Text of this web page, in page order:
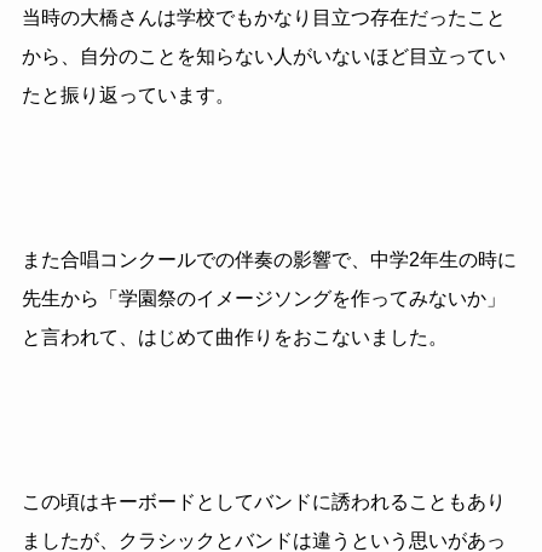
当時の大橋さんは学校でもかなり目立つ存在だったこと
から、自分のことを知らない人がいないほど目立ってい
たと振り返っています。
また合唱コンクールでの伴奏の影響で、中学2年生の時に
先生から「学園祭のイメージソングを作ってみないか」
と言われて、はじめて曲作りをおこないました。
この頃はキーボードとしてバンドに誘われることもあり
ましたが、クラシックとバンドは違うという思いがあっ